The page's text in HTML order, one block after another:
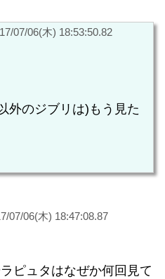
07/06(木) 18:53:50.82
外のジブリは)もう見た
07/06(木) 18:47:08.87
ピュタはなぜか何回見て